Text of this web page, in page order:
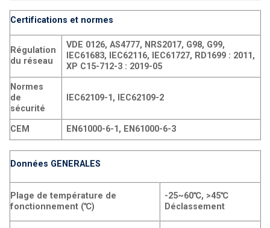
Certifications et normes
Régulation
du réseau
VDE 0126, AS4777, NRS2017, G98, G99,
IEC61683, IEC62116, IEC61727, RD1699 : 2011,
XP C15-712-3 : 2019-05
Normes
de
sécurité
IEC62109-1, IEC62109-2
CEM EN61000-6-1, EN61000-6-3
Données GENERALES
Plage de température de
fonctionnement (℃)
-25~60℃, >45℃
Déclassement